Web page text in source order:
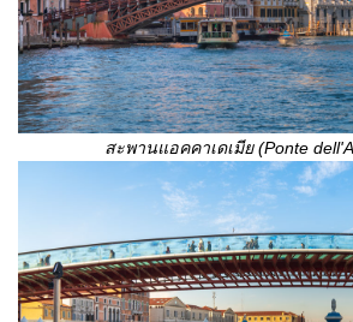
สะพานแอคคาเดเมีย (Ponte